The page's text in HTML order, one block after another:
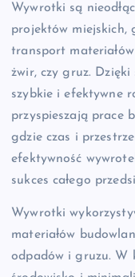
Wywrotki są
projektów miejskich,
transport
żwir, czy gruz.
szybkie i efektywne
przyspieszają prace
gdzie czas i
efektywność
sukces całego
Wywrotki
materiałów
odpadów i gruzu. W